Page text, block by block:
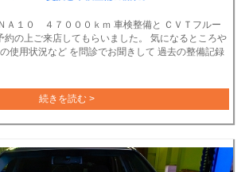
１０ ４７０００ｋｍ 車検整備と ＣＶＴフルー
約の上ご来店してもらいました。 気になるところや
使用状況など を問診でお聞きして 過去の整備記録
続きを読む >